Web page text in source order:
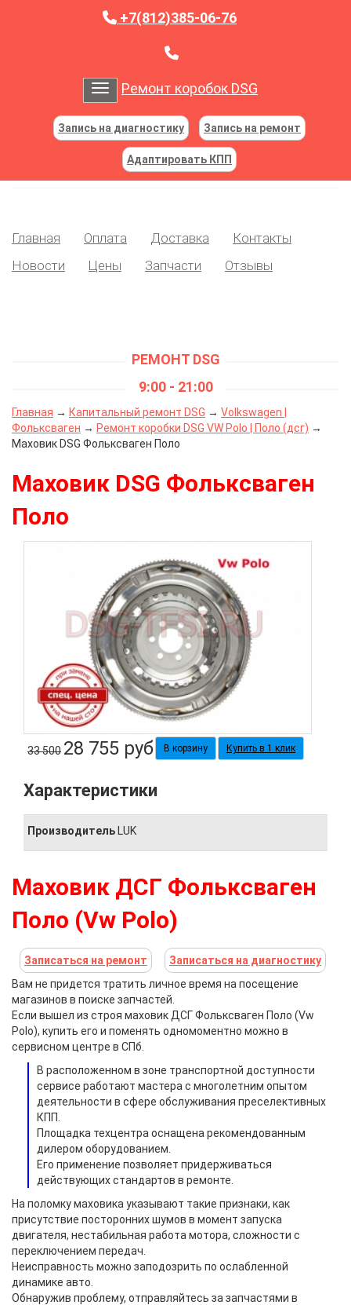
+7(812)385-06-76
Toggle navigation
Ремонт коробок DSG
Запись на диагностику Запись на ремонт
Адаптировать КПП
Главная Оплата Доставка
Контакты
Новости
Цены Запчасти Отзывы
РЕМОНТ DSG
9:00 - 21:00
Главная → Капитальный ремонт DSG → Volkswagen |
Фольксваген → Ремонт коробки DSG VW Polo | Поло (дсг) →
Маховик DSG Фольксваген Поло
Маховик DSG Фольксваген
Поло
33 500 28 755 руб Купить в 1 клик
Характеристики
Производитель LUK
Маховик ДСГ Фольксваген
Поло (Vw Polo)
Записаться на ремонт
Записаться на диагностику
Вам не придется тратить личное время на посещение
магазинов в поиске запчастей.
Если вышел из строя маховик ДСГ Фольксваген Поло (Vw
Polo), купить его и поменять одномоментно можно в
сервисном центре в СПб.
В расположенном в зоне транспортной доступности
сервисе работают мастера с многолетним опытом
деятельности в сфере обслуживания преселективных
КПП.
Площадка техцентра оснащена рекомендованным
дилером оборудованием.
Его применение позволяет придерживаться
действующих стандартов в ремонте.
На поломку маховика указывают такие признаки, как
присутствие посторонних шумов в момент запуска
двигателя, нестабильная работа мотора, сложности с
переключением передач.
Неисправность можно заподозрить по ослабленной
динамике авто.
Обнаружив проблему, отправляйтесь за запчастями в